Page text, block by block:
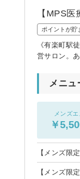
【MPS
ポイントが貯
《有楽町駅
営サロン。
メニュ
メンズ
￥
【メンズ限
【メンズ限